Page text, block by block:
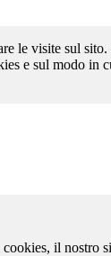
le visite sul
e sul modo in
il nostro